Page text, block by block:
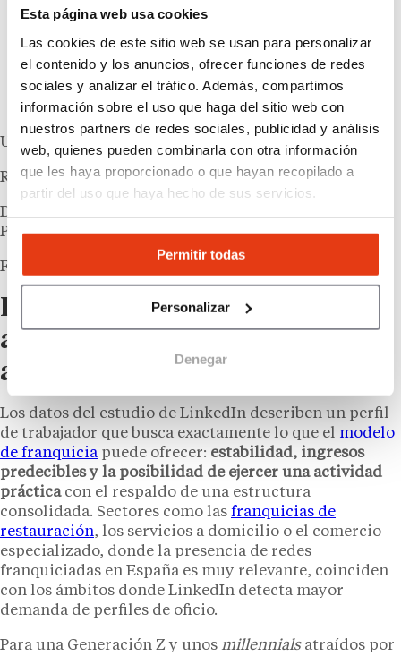
Esta página web usa cookies
Las cookies de este sitio web se usan para personalizar
el contenido y los anuncios, ofrecer funciones de redes
sociales y analizar el tráfico. Además, compartimos
información sobre el uso que haga del sitio web con
nuestros partners de redes sociales, publicidad y análisis
web, quienes pueden combinarla con otra información
que les haya proporcionado o que hayan recopilado a
partir del uso que haya hecho de sus servicios.
Permitir todas
Personalizar
Denegar
percibimos socialmente. […] El reto ya no es
también dar mayor visibilidad a estas
profesiones y conectar a más personas con
oportunidades que ofrecen estabilidad,
desarrollo y futuro profesional.
UNA FRASE DE
Rosario Sierra
Directora de Negocio de LinkedIn para España y
Portugal
FUENTE: EUROPA PRESS
Las franquicias, una respuesta
a la búsqueda de estabilidad y
autonomía profesional
Los datos del estudio de LinkedIn describen un perfil
de trabajador que busca exactamente lo que el modelo
de franquicia puede ofrecer: estabilidad, ingresos
predecibles y la posibilidad de ejercer una actividad
prácticacon el respaldo de una estructura
consolidada. Sectores como las franquicias de
restauración, los servicios a domicilio o el comercio
especializado, donde la presencia de redes
franquiciadas en España es muy relevante, coinciden
con los ámbitos donde LinkedIn detecta mayor
demanda de perfiles de oficio.
Para una Generación Z y unos millennialsatraídos por